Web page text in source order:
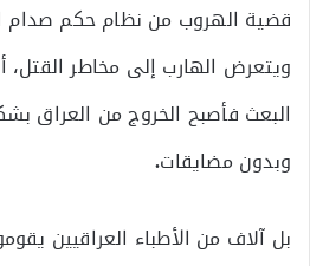
قضية الهروب من نظام حكم صدام
ويتعرض الهارب إلى مخاطر
البعث فأصبح الخروج من العراق
وبدون مضايقات.
بل آلاف من الأطباء العراقيين